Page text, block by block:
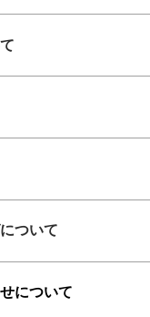
ついて
について